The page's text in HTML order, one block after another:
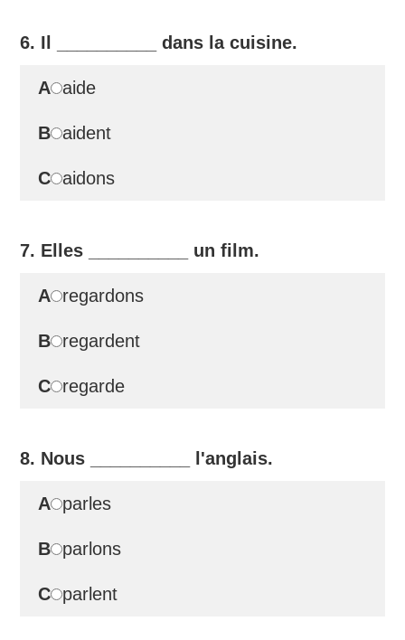
6. Il dans la cuisine.
A aide
B aident
C aidons
7. Elles un film.
A regardons
B regardent
C regarde
8. Nous l'anglais.
A parles
B parlons
C parlent